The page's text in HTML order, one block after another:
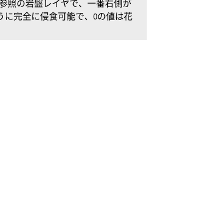
照の岩盤レイヤで、一番右側が
に完全に侵食可能で、0の値は花